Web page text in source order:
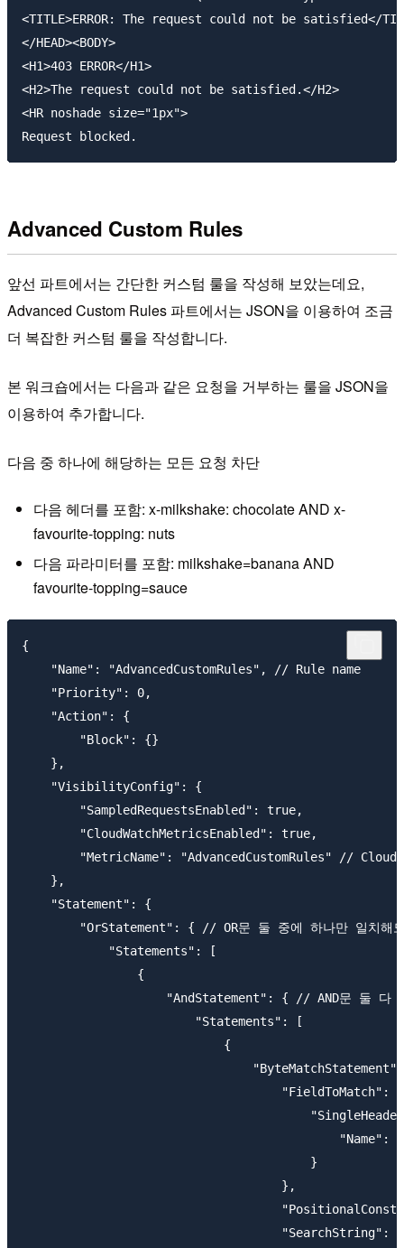
<TITLE>ERROR: The request could not be satisfied</
</HEAD><BODY>
<H1>403 ERROR</H1>
<H2>The request could not be satisfied.</H2>
<HR noshade size="1px">
Advanced Custom Rules
앞선 파트에서는 간단한 커스텀 룰을 작성해 보았는데요,
Advanced Custom Rules 파트에서는 JSON을 이용하여 조금
더 복잡한 커스텀 룰을 작성합니다.
본 워크숍에서는 다음과 같은 요청을 거부하는 룰을 JSON을
이용하여 추가합니다.
다음 중 하나에 해당하는 모든 요청 차단
다음 헤더를 포함: x-milkshake: chocolate AND x-
favourite-topping: nuts
다음 파라미터를 포함: milkshake=banana AND
favourite-topping=sauce
{
    "Name": "AdvancedCustomRules", // Rule name
    "Priority": 0,
    "Action": {
        "Block": {}
    },
    "VisibilityConfig": {
        "SampledRequestsEnabled": true,
        "CloudWatchMetricsEnabled": true,
"MetricName": "AdvancedCustomRules" //
    },
    "Statement": {
"OrStatement": { // OR문 둘 중에 하나만 일치해
            "Statements": [
                {
"AndStatement": { // AND문 둘 다
                        "Statements": [
                            {
                                    "FieldToMatch": {
"Name":
                                        }
                                    },
"SearchString":